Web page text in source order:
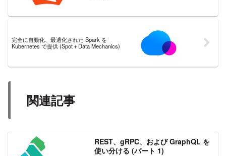
完全に自動化、最適化された Spark を
Kubernetes で提供 (Spot＋Data Mechanics)
関連記事
REST、gRPC、および GraphQL を
使い分ける (パート 1)